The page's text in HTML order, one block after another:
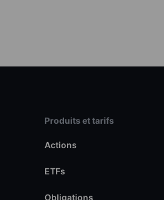
Produits et tarifs
Actions
ETFs
Obligations